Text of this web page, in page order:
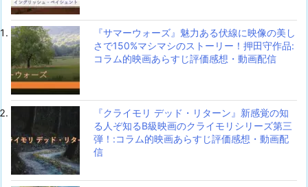
『サマーウォーズ』魅力ある伏線に映像の美し
さで150%マシマシのストーリー！押田守作品:
コラム的映画あらすじ評価感想・動画配信
『クライモリ デッド・リターン』新感覚の知
る人ぞ知るB級映画のクライモリシリーズ第三
弾！:コラム的映画あらすじ評価感想・動画配
信